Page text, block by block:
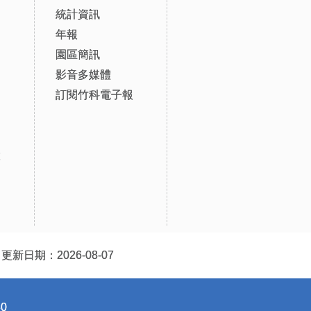
統計資訊
年報
園區簡訊
影音多媒體
訂閱竹科電子報
更新日期：2026-08-07